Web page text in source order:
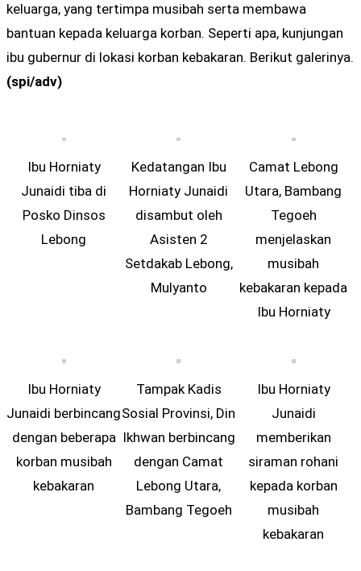
keluarga, yang tertimpa musibah serta membawa
bantuan kepada keluarga korban. Seperti apa, kunjungan
ibu gubernur di lokasi korban kebakaran. Berikut galerinya.
(spi/adv)
Ibu Horniaty
Junaidi tiba di
Posko Dinsos
Lebong
Kedatangan Ibu
Horniaty Junaidi
disambut oleh
Asisten 2
Setdakab Lebong,
Mulyanto
Camat Lebong
Utara, Bambang
Tegoeh
menjelaskan
musibah
kebakaran kepada
Ibu Horniaty
Ibu Horniaty
Junaidi berbincang
dengan beberapa
korban musibah
kebakaran
Tampak Kadis
Sosial Provinsi, Din
Ikhwan berbincang
dengan Camat
Lebong Utara,
Bambang Tegoeh
Ibu Horniaty
Junaidi
memberikan
siraman rohani
kepada korban
musibah
kebakaran